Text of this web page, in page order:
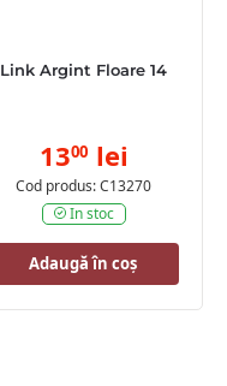
Link Argint Floare 14
1300 lei
Cod produs: C13270
In stoc
Adaugă în coș